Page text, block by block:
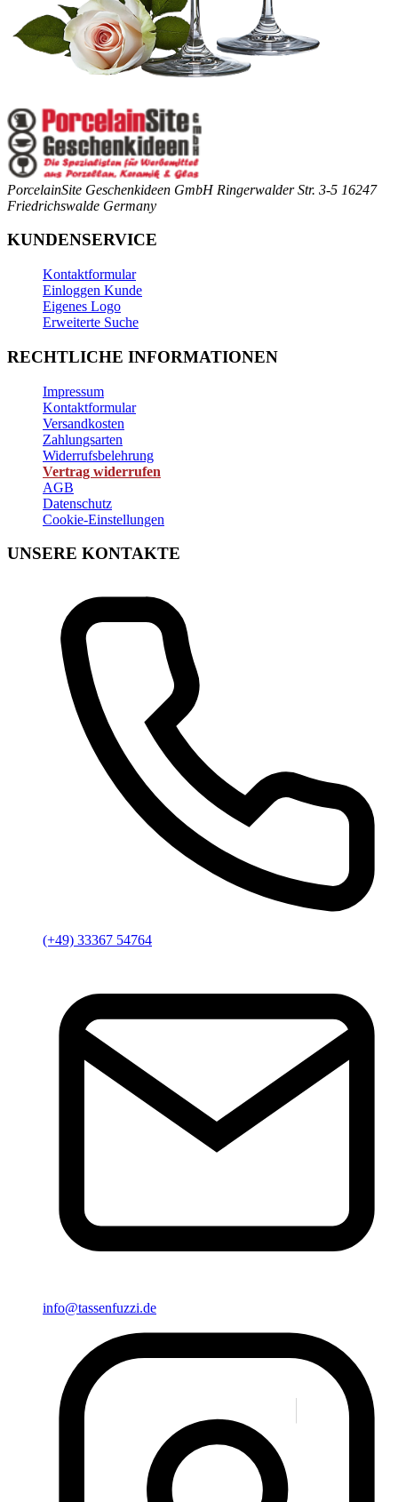
PorcelainSite Geschenkideen GmbH Ringerwalder Str. 3-5 16247
Friedrichswalde Germany
KUNDENSERVICE
Kontaktformular
Einloggen Kunde
Eigenes Logo
Erweiterte Suche
RECHTLICHE INFORMATIONEN
Impressum
Kontaktformular
Versandkosten
Zahlungsarten
Widerrufsbelehrung
Vertrag widerrufen
AGB
Datenschutz
Cookie-Einstellungen
UNSERE KONTAKTE
(+49) 33367 54764
info@tassenfuzzi.de